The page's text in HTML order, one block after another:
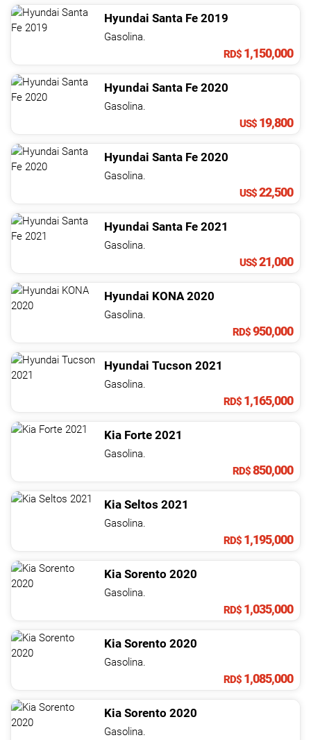
Hyundai Santa Fe 2019
Gasolina.
RD$ 1,150,000
Hyundai Santa Fe 2020
Gasolina.
US$ 19,800
Hyundai Santa Fe 2020
Gasolina.
US$22,500
Hyundai Santa Fe 2021
Gasolina.
US$21,000
Hyundai KONA 2020
Gasolina.
RD$950,000
Hyundai Tucson 2021
Gasolina.
RD$ 1,165,000
Kia Forte 2021
Gasolina.
RD$850,000
Kia Seltos 2021
Gasolina.
RD$ 1,195,000
Kia Sorento 2020
Gasolina.
RD$ 1,035,000
Kia Sorento 2020
Gasolina.
RD$ 1,085,000
Kia Sorento 2020
Gasolina.